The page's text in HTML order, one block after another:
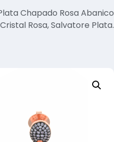
Chapado Rosa Abanico
Cristal Rosa, Salvatore Plata.